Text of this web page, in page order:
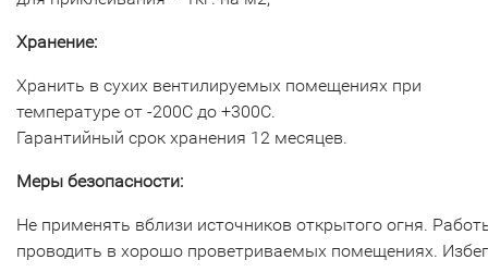
Хранение:
Хранить в сухих вентилируемых помещениях при
температуре от -200С до +300С.
Гарантийный срок хранения 12 месяцев.
Меры безопасности:
Не применять вблизи источников открытого огня.
проводить в хорошо проветриваемых помещениях.